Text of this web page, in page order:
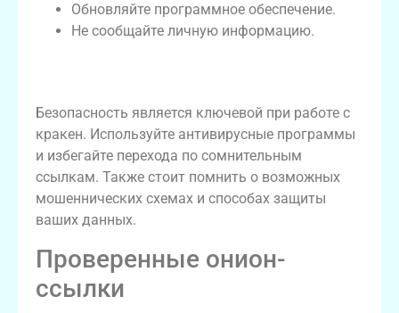
Обновляйте программное обеспечение.
Не сообщайте личную информацию.
Безопасность является ключевой при работе с
кракен. Используйте антивирусные программы
и избегайте перехода по сомнительным
ссылкам. Также стоит помнить о возможных
мошеннических схемах и способах защиты
ваших данных.
Проверенные онион-
ссылки